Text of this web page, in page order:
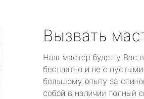
Вызвать
Наш мастер будет у Вас
бесплатно и не с
большому опыту за
собой в наличии полный